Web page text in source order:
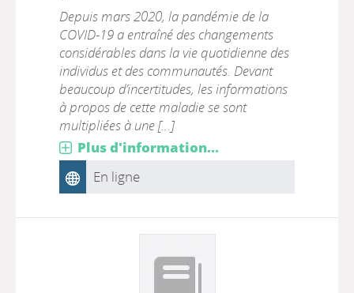
Depuis mars 2020, la pandémie de la
COVID-19 a entraîné des changements
considérables dans la vie quotidienne des
individus et des communautés. Devant
beaucoup d’incertitudes, les informations
à propos de cette maladie se sont
multipliées à une [...]
Plus d'information...
En ligne